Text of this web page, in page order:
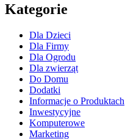
Kategorie
Dla Dzieci
Dla Firmy
Dla Ogrodu
Dla zwierząt
Do Domu
Dodatki
Informacje o Produktach
Inwestycyjne
Komputerowe
Marketing